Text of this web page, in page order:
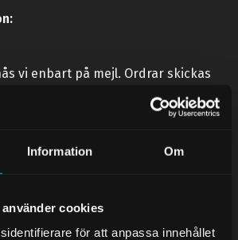
Information Om
cookies
för att anpassa innehållet
vi enbart på mejl. Ordrar skickas
med viss fördröjning. 2/7 -9/7 är